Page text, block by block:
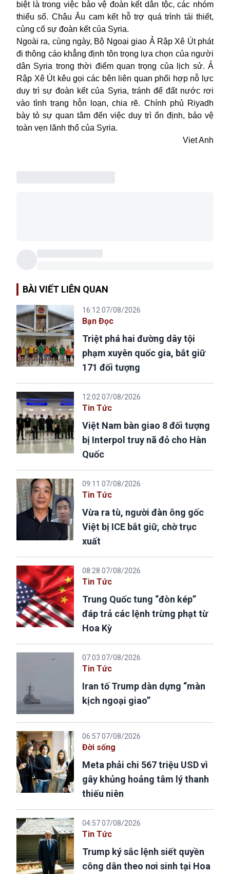
biệt là trong việc bảo vệ đoàn kết dân tộc, các nhóm
thiểu số. Châu Âu cam kết hỗ trợ quá trình tái thiết,
củng cố sự đoàn kết của Syria.
Ngoài ra, cùng ngày, Bộ Ngoại giao Ả Rập Xê Út phát
đi thông cáo khẳng định tôn trọng lựa chọn của người
dân Syria trong thời điểm quan trọng của lịch sử. Ả
Rập Xê Út kêu gọi các bên liên quan phối hợp nỗ lực
duy trì sự đoàn kết của Syria, tránh để đất nước rơi
vào tình trạng hỗn loạn, chia rẽ. Chính phủ Riyadh
bày tỏ sự quan tâm đến việc duy trì ổn định, bảo vệ
toàn vẹn lãnh thổ của Syria.
Viet Anh
BÀI VIẾT LIÊN QUAN
16:12 07/08/2026
Bạn Đọc
Triệt phá hai đường dây tội
phạm xuyên quốc gia, bắt giữ
171 đối tượng
12:02 07/08/2026
Tin Tức
Việt Nam bàn giao 8 đối tượng
bị Interpol truy nã đỏ cho Hàn
Quốc
09:11 07/08/2026
Tin Tức
Vừa ra tù, người đàn ông gốc
Việt bị ICE bắt giữ, chờ trục
xuất
08:28 07/08/2026
Tin Tức
Trung Quốc tung “đòn kép”
đáp trả các lệnh trừng phạt từ
Hoa Kỳ
07:03 07/08/2026
Tin Tức
Iran tố Trump dàn dựng “màn
kịch ngoại giao”
06:57 07/08/2026
Đời sống
Meta phải chi 567 triệu USD vì
gây khủng hoảng tâm lý thanh
thiếu niên
04:57 07/08/2026
Tin Tức
Trump ký sắc lệnh siết quyền
công dân theo nơi sinh tại Hoa